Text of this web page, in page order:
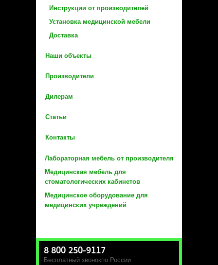
Инструкции от производителей
Установка медицинской мебели
Доставка
Наши объекты
Производители
Дилерам
Статьи
Контакты
Лабораторная мебель от производителя
Медицинская мебель для
стоматологических кабинетов
Медицинское оборудование для
медицинских учреждений
8 800 250-9117
Бесплатный звонокпо России